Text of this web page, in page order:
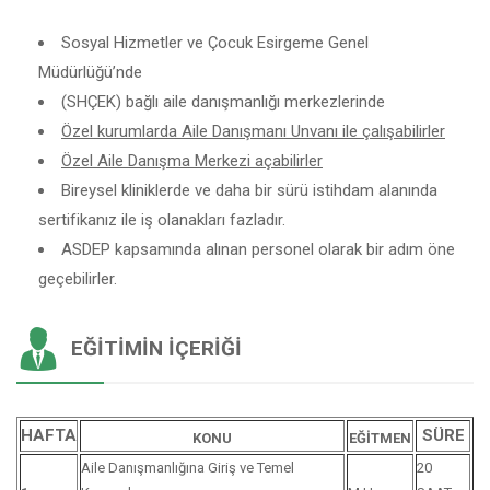
Sosyal Hizmetler ve Çocuk Esirgeme Genel
Müdürlüğü’nde
(SHÇEK) bağlı aile danışmanlığı merkezlerinde
Özel kurumlarda Aile Danışmanı Unvanı ile çalışabilirler
Özel Aile Danışma Merkezi açabilirler
Bireysel kliniklerde ve daha bir sürü istihdam alanında
sertifikanız ile iş olanakları fazladır.
ASDEP kapsamında alınan personel olarak bir adım öne
geçebilirler.
EĞITIMIN İÇERIĞI
HAFTA KONU EĞİTMEN SÜRE
Aile Danışmanlığına Giriş ve Temel
20